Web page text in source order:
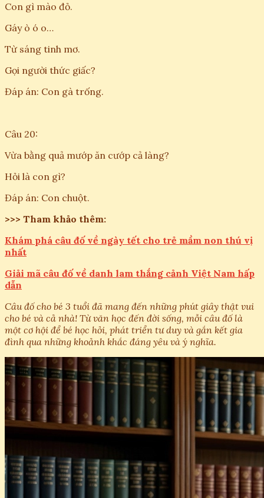
Con gì mào đỏ.
Gáy ò ó o…
Từ sáng tinh mơ.
Gọi người thức giấc?
Đáp án: Con gà trống.
Câu 20:
Vừa bằng quả mướp ăn cướp cả làng?
Hỏi là con gì?
Đáp án: Con chuột.
>>> Tham khảo thêm:
Khám phá câu đố về ngày tết cho trẻ mầm non thú vị
nhất
Giải mã câu đố về danh lam thắng cảnh Việt Nam hấp
dẫn
Câu đố cho bé 3 tuổi đã mang đến những phút giây thật vui
cho bé và cả nhà! Từ văn học đến đời sống, mỗi câu đố là
một cơ hội để bé học hỏi, phát triển tư duy và gắn kết gia
đình qua những khoảnh khắc đáng yêu và ý nghĩa.